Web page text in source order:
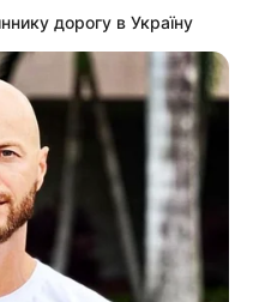
дорогу в Україну